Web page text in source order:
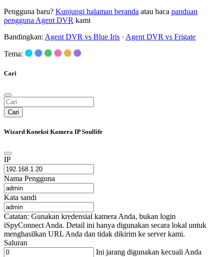
Pengguna baru? Kunjungi halaman beranda atau baca panduan
pengguna Agent DVR kami
Bandingkan: Agent DVR vs Blue Iris · Agent DVR vs Frigate
Tema:
Cari
Cari
Wizard Koneksi Kamera IP Soullife
IP
Nama Pengguna
Kata sandi
Catatan: Gunakan kredensial kamera Anda, bukan login
iSpyConnect Anda. Detail ini hanya digunakan secara lokal untuk
menghasilkan URL Anda dan tidak dikirim ke server kami.
Saluran
Ini jarang digunakan kecuali Anda